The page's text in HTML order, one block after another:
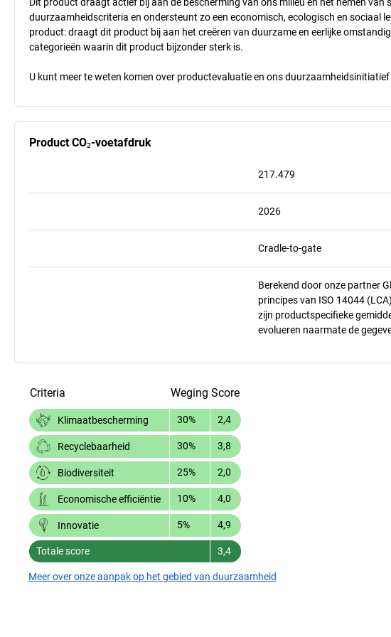
duurzaamheidscriteria en ondersteunt zo een economisch, ecologisch en sociaal
product: draagt dit product bij aan het creëren van duurzame en eerlijke
categorieën waarin dit product bijzonder sterk is.
U kunt meer te weten komen over productevaluatie en ons duurzaamheidsinitiatief
Product CO₂-voetafdruk
217.479
2026
Cradle-to-gate
Berekend door onze partner
principes van ISO 14044
zijn productspecifieke
evolueren naarmate de
Criteria Weging Score
Klimaatbescherming 30% 2,4
Recyclebaarheid 30% 3,8
Biodiversiteit 25% 2,0
Economische efficiëntie 10% 4,0
Innovatie 5% 4,9
Totale score 3,4
Meer over onze aanpak op het gebied van duurzaamheid